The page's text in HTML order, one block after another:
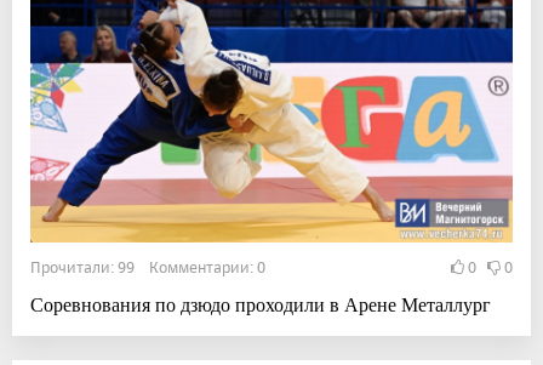
Прочитали: 99 Комментарии: 0 0 0
Соревнования по дзюдо проходили в Арене Металлург